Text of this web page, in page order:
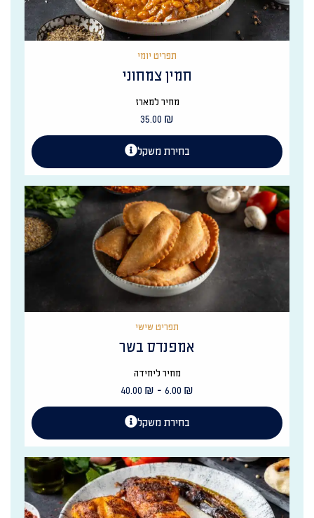
תפריט יומי
חמין צמחוני
מחיר למארז
35.00 ₪
בחירת משקל
תפריט שישי
אמפנדס בשר
מחיר ליחידה
6.00 ₪
-
40.00 ₪
בחירת משקל